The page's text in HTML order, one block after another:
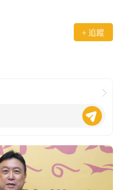
+ 追蹤